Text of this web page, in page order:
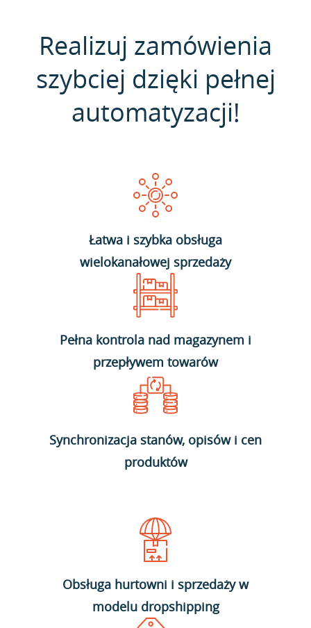
Realizuj zamówienia
szybciej dzięki pełnej
automatyzacji!
Łatwa i szybka obsługa
wielokanałowej sprzedaży
Pełna kontrola nad magazynem i
przepływem towarów
Synchronizacja stanów, opisów i cen
produktów
Obsługa hurtowni i sprzedaży w
modelu dropshipping